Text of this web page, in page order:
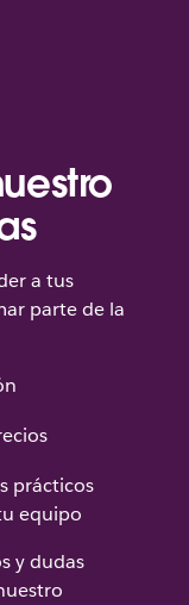
a tus
parte de la
prácticos
equipo
y dudas